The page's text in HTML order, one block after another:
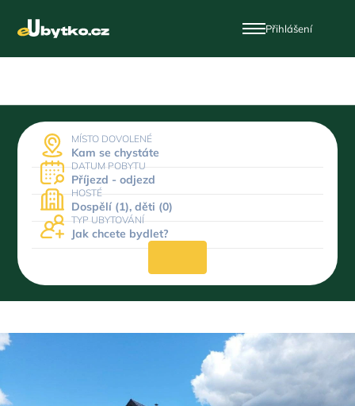
Přihlášení
MÍSTO DOVOLENÉ
Kam se chystáte
DATUM POBYTU
Příjezd - odjezd
HOSTÉ
Dospělí (1), děti (0)
TYP UBYTOVÁNÍ
Jak chcete bydlet?